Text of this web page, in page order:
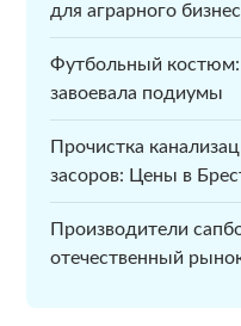
для аграрного
Футбольный костюм:
завоевала подиумы
Прочистка
засоров: Цены в
Производители
отечественный